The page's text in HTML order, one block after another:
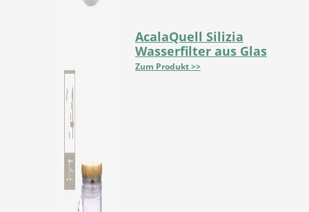
AcalaQuell Silizia
Wasserfilter aus Glas
Zum Produkt >>